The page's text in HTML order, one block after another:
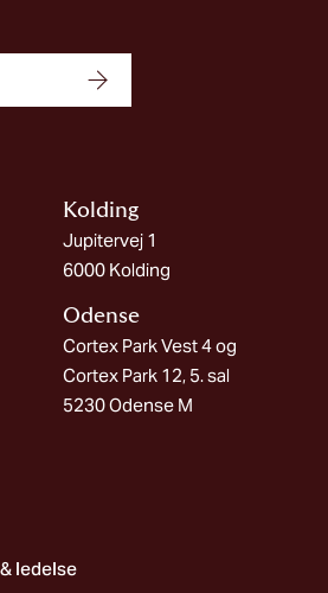
Kolding​
Jupitervej 1
6000 Kolding
Odense
Cortex Park Vest 4 og
Cortex Park 12, 5. sal
5230 Odense M
ledelse